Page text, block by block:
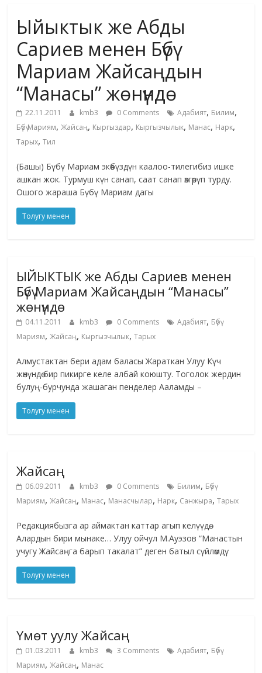
жана
адабияты
Ыйыктык же Абды
Сариев менен Бүбү
Мариам Жайсаңдын
“Манасы” жөнүндө
22.11.2011 kmb3 0 Comments Адабият, Билим,
Бүбү Мариям,Жайсаң, Кыргыздар, Кыргызчылык, Манас, Нарк,
Тарых,Тил
(Башы) Бүбү Мариам экөөбүздүн каалоо-тилегибиз ишке
ашкан жок. Турмуш күн санап, саат санап өзгөрүп турду.
Ошого жараша Бүбү Мариам дагы
Толугу менен
ЫЙЫКТЫК же Абды Сариев менен
Бүбү Мариам Жайсаңдын “Манасы”
жөнүндө
04.11.2011 kmb3 0 Comments Адабият, Бүбү
Мариям,Жайсаң, Кыргызчылык,Тарых
Алмустактан бери адам баласы Жараткан Улуу Күч
жөнүндө бир пикирге келе албай коюшту. Тоголок жердин
булуң-бурчунда жашаган пенделер Ааламды –
Толугу менен
Жайсаң
06.09.2011 kmb3 0 Comments Билим, Бүбү
Мариям,Жайсаң, Манас, Манасчылар, Нарк, Санжыра,Тарых
Редакциябызга ар аймактан каттар агып келүүдө.
Алардын бири мынаке… Улуу ойчул М.Ауэзов “Манастын
учугу Жайсаңга барып такалат” деген батыл сүйлөмдү
Толугу менен
Үмөт уулу Жайсаң
01.03.2011 kmb3 3 Comments Адабият, Бүбү
Мариям,Жайсаң, Манас